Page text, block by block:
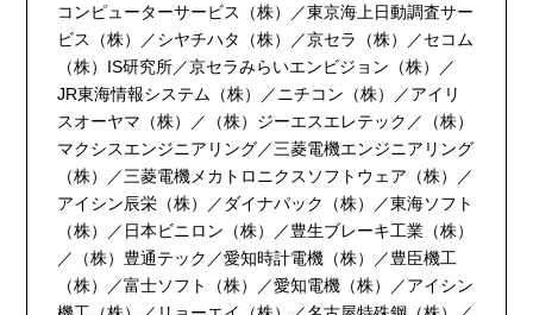
コンピューターサービス（株）／東京海上日動調査サー
ビス（株）／シヤチハタ（株）／京セラ（株）／セコム
（株）IS研究所／京セラみらいエンビジョン（株）／
JR東海情報システム（株）／ニチコン（株）／アイリ
スオーヤマ（株）／（株）ジーエスエレテック／（株）
マクシスエンジニアリング／三菱電機エンジニアリング
（株）／三菱電機メカトロニクスソフトウェア（株）／
アイシン辰栄（株）／ダイナパック（株）／東海ソフト
（株）／日本ビニロン（株）／豊生ブレーキ工業（株）
／（株）豊通テック／愛知時計電機（株）／豊臣機工
（株）／富士ソフト（株）／愛知電機（株）／アイシン